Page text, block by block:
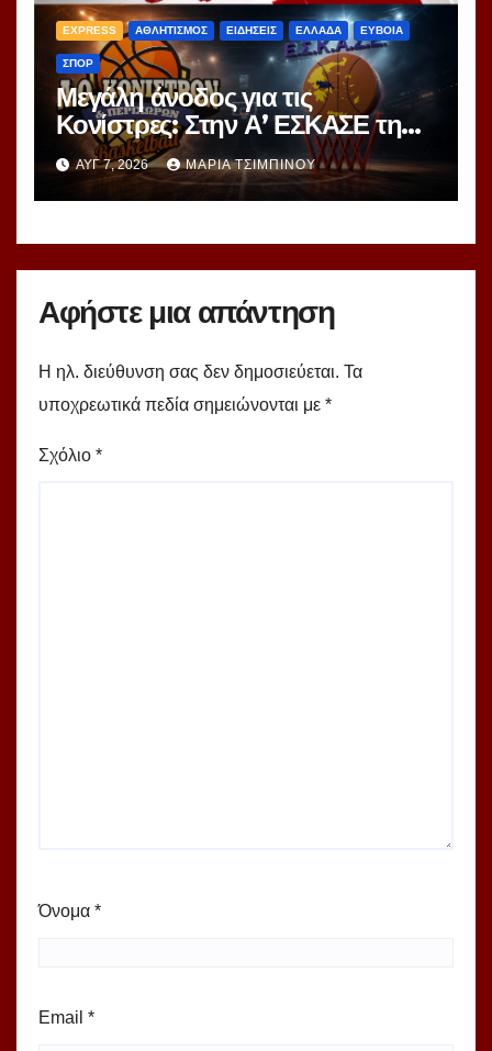
EXPRESS ΑΘΛΗΤΙΣΜΟΣ ΕΙΔΗΣΕΙΣ ΕΛΛΑΔΑ ΕΥΒΟΙΑ
ΣΠΟΡ
Μεγάλη άνοδος για τις
Κονίστρες: Στην Α’ ΕΣΚΑΣΕ τη
νέα σεζόν – Αυτές είναι οι 12
ομάδες!
ΑΥΓ 7, 2026 ΜΑΡΊΑ ΤΣΙΜΠΙΝΟΎ
Αφήστε μια απάντηση
Η ηλ. διεύθυνση σας δεν δημοσιεύεται. Τα
υποχρεωτικά πεδία σημειώνονται με *
Σχόλιο *
Όνομα *
Email *